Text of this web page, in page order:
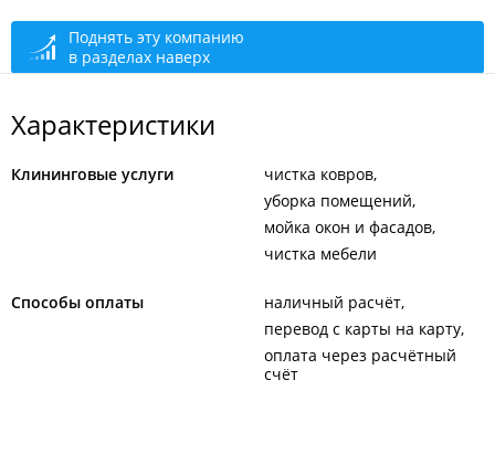
+7 914 070-96-56
закрыто, откроется в 08:00
Поднять эту компанию
в разделах наверх
Характеристики
Клининговые услуги
чистка ковров
уборка помещений
мойка окон и фасадов
чистка мебели
Способы оплаты
наличный расчёт
перевод с карты на карту
оплата через расчётный
счёт